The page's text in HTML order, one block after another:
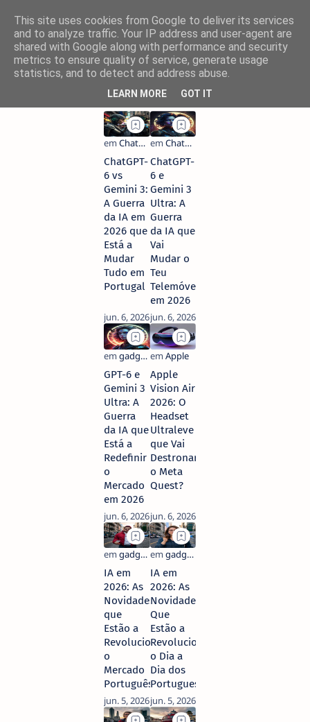
ChatGPT-
6 vs
Gemini 3:
A Guerra
da IA em
2026 que
Está a
Mudar
Tudo em
Portugal
ChatGPT-
6 e
Gemini 3
Ultra: A
Guerra
da IA que
Vai
Mudar o
Teu
Telemóvel
em 2026
GPT-6 e
Gemini 3
Ultra: A
Guerra
da IA que
Está a
Redefinir
o
Mercado
em 2026
Apple
Vision Air
2026: O
Headset
Ultraleve
que Vai
Destronar
o Meta
Quest?
IA em
2026: As
Novidades
que
Estão a
Revolucionar
o
Mercado
Português
IA em
2026: As
Novidades
Que
Estão a
Revolucionar
o Dia a
Dia dos
Portugueses
This site uses cookies from Google to deliver its services
and to analyze traffic. Your IP address and user-agent are
shared with Google along with performance and security
metrics to ensure quality of service, generate usage
statistics, and to detect and address abuse.
LEARN MORE GOT IT